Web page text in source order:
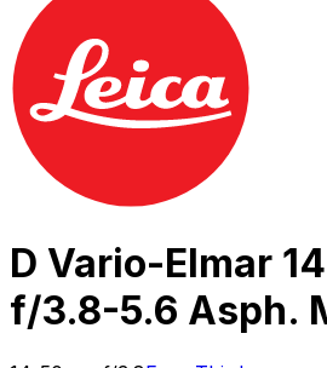
D Vario-Elmar
f/3.8-5.6 Asph.